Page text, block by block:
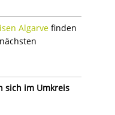
Algarve finden
sich im Umkreis